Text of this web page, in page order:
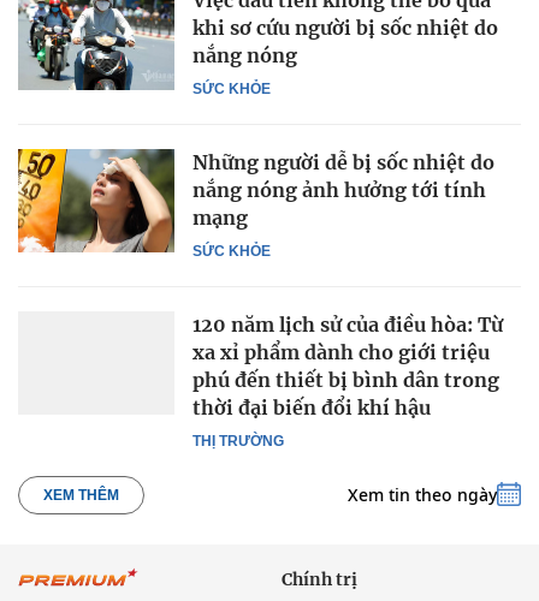
SỨC KHỎE
khi sơ cứu người bị sốc nhiệt do
nắng nóng
SỨC KHỎE
Những người dễ bị sốc nhiệt do
nắng nóng ảnh hưởng tới tính
mạng
THỊ TRƯỜNG
120 năm lịch sử của điều hòa: Từ
xa xỉ phẩm dành cho giới triệu
phú đến thiết bị bình dân trong
thời đại biến đổi khí hậu
XEM THÊM Xem tin theo ngày
Chính trị